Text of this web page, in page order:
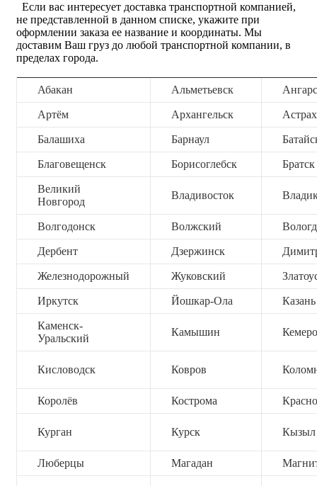
Если вас интересует доставка транспортной компанией,
не представленной в данном списке, укажите при
оформлении заказа ее название и координаты. Мы
доставим Ваш груз до любой транспортной компании, в
пределах города.
Абакан Альметьевск
Артём Архангельск
Балашиха Барнаул
Благовещенск Борисоглебск Братск
Великий
Новгород
Владивосток
Волгодонск Волжский
Дербент Дзержинск
Железнодорожный Жуковский
Иркутск Йошкар-Ола Казань
Каменск-
Уральский
Камышин
Кисловодск Ковров
Королёв Кострома
Курган Курск Кызыл
Люберцы Магадан